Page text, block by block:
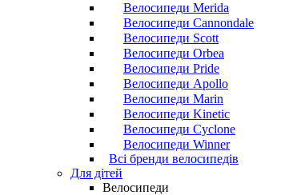
Велосипеди Merida
Велосипеди Cannondale
Велосипеди Scott
Велосипеди Orbea
Велосипеди Pride
Велосипеди Apollo
Велосипеди Marin
Велосипеди Kinetic
Велосипеди Cyclone
Велосипеди Winner
Всі бренди велосипедів
Для дітей
Велосипеди